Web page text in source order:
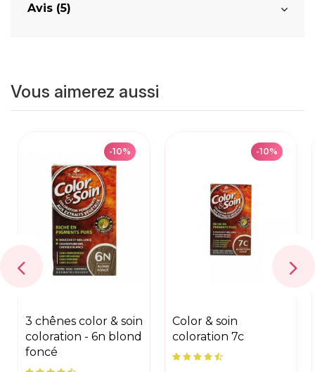
Avis (5)
Vous aimerez aussi
-10%
3 chênes color & soin
coloration - 6n blond
foncé
-10%
color & soin
coloration 7c